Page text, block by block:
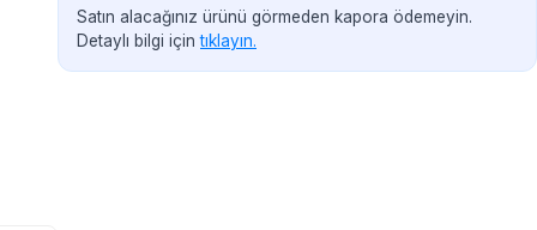
Satın alacağınız ürünü görmeden kapora ödemeyin.
Detaylı bilgi içintıklayın.